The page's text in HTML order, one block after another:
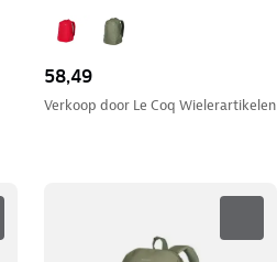
58,49
Verkoop door Le Coq Wielerartikelen